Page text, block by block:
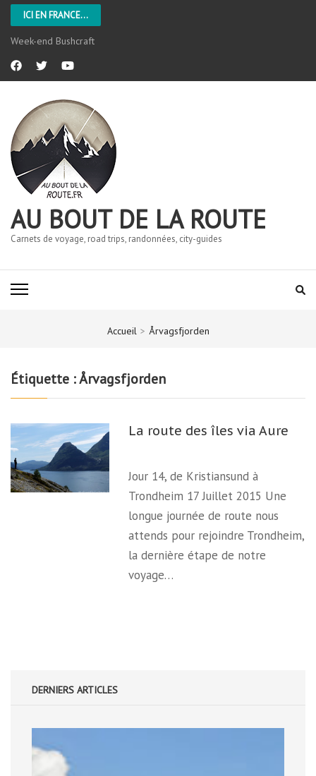
ICI EN FRANCE...
Week-end Bushcraft
AU BOUT DE LA ROUTE
Carnets de voyage, road trips, randonnées, city-guides
Accueil > Årvagsfjorden
Étiquette :Årvagsfjorden
La route des îles via Aure
Jour 14, de Kristiansund à
Trondheim 17 Juillet 2015 Une
longue journée de route nous
attends pour rejoindre Trondheim,
la dernière étape de notre
voyage…
DERNIERS ARTICLES